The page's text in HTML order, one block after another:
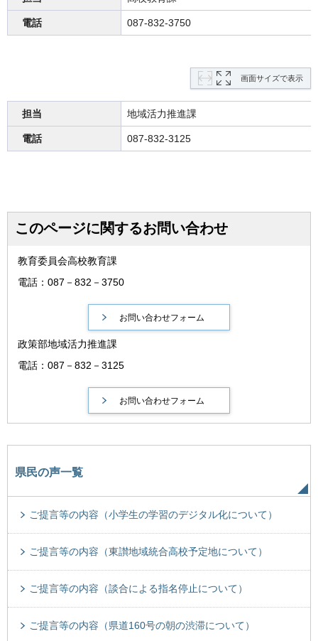
電話 087-832-3750
画面サイズで表示
担当 地域活力推進課
電話 087-832-3125
このページに関するお問い合わせ
教育委員会高校教育課
電話：087－832－3750
政策部地域活力推進課
電話：087－832－3125
県民の声一覧
ご提言等の内容（小学生の学習のデジタル化について）
ご提言等の内容（東讃地域統合高校予定地について）
ご提言等の内容（談合による指名停止について）
ご提言等の内容（県道160号の朝の渋滞について）